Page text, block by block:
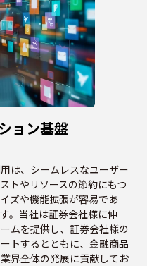
ョン基盤
は、シームレスなユーザー
トやリソースの節約にもつ
ズや機能拡張が容易であ
。当社は証券会社様に仲
ムを提供し、証券会社様の
トするとともに、金融商品
界全体の発展に貢献してお